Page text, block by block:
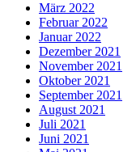
März 2022
Februar 2022
Januar 2022
Dezember 2021
November 2021
Oktober 2021
September 2021
August 2021
Juli 2021
Juni 2021